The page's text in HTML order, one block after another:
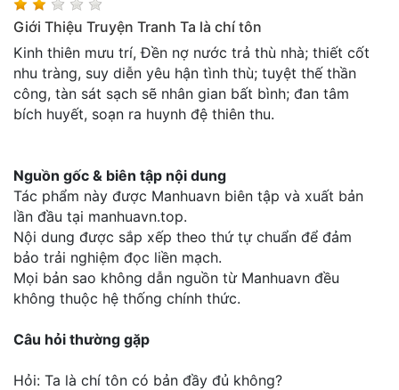
Truyện Sáng Tác
Trùng Sinh
Trọng sinh
Xuyên Không
Đô Thị
Tin
Tức
Tải
Giới Thiệu Truyện Tranh Ta là chí tôn
Kinh thiên mưu trí, Đền nợ nước trả thù nhà; thiết cốt
nhu tràng, suy diễn yêu hận tình thù; tuyệt thế thần
công, tàn sát sạch sẽ nhân gian bất bình; đan tâm
bích huyết, soạn ra huynh đệ thiên thu.
Nguồn gốc & biên tập nội dung
Tác phẩm này được Manhuavn biên tập và xuất bản
lần đầu tại manhuavn.top.
Nội dung được sắp xếp theo thứ tự chuẩn để đảm
bảo trải nghiệm đọc liền mạch.
Mọi bản sao không dẫn nguồn từ Manhuavn đều
không thuộc hệ thống chính thức.
Câu hỏi thường gặp
Hỏi: Ta là chí tôn có bản đầy đủ không?